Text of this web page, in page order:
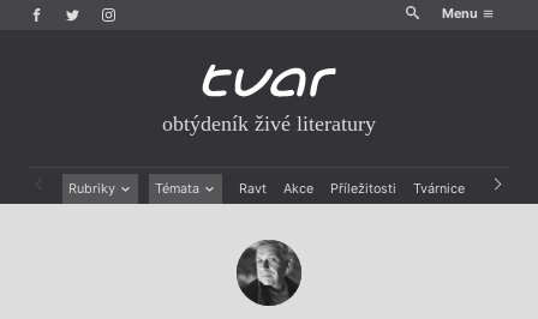
Menu
obtýdeník živé literatury
Rubriky Témata Ravt Akce Příležitosti Tvárnice Archiv